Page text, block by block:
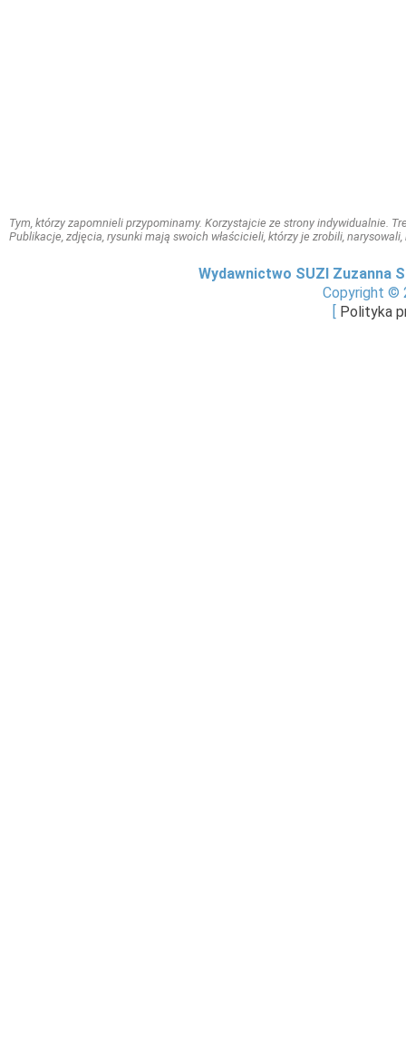
Tym, którzy zapomnieli przypominamy. Korzystajcie ze strony indywidualnie.
Publikacje, zdjęcia, rysunki mają swoich właścicieli, którzy je zrobili,
Wydawnictwo SUZI Zuzanna
Copyright ©
Polityka